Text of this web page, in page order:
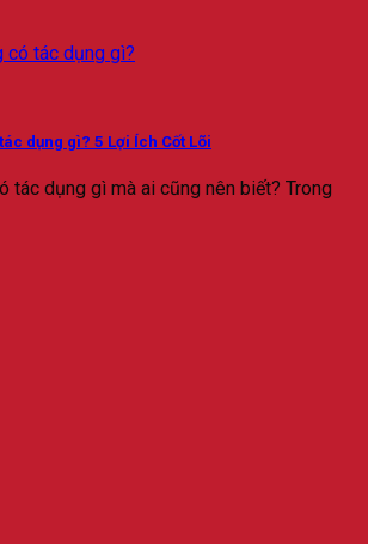
dụng gì? 5 Lợi Ích Cốt Lõi
tác dụng gì mà ai cũng nên biết? Trong